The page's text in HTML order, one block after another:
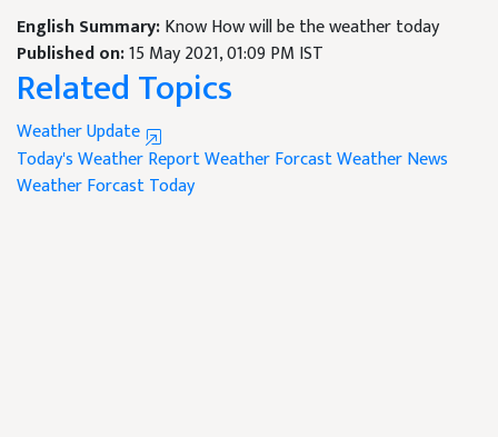
English Summary:Know How will be the weather today
Published on:15 May 2021, 01:09 PM IST
Related Topics
Weather Update
Today's Weather ReportWeather ForcastWeather News
Weather Forcast Today